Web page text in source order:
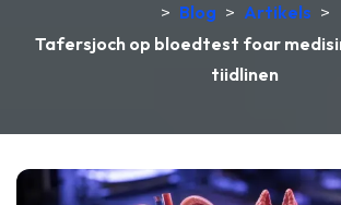
> Blog > Artikels >
Tafersjoch op bloedtest foar
tiidlinen